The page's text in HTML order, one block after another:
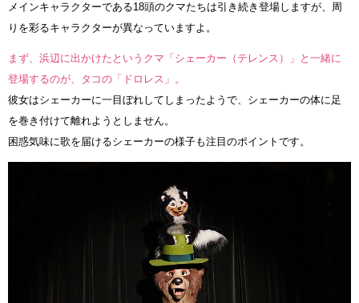
メインキャラクターである18頭のクマたちは引き続き登場しますが、周
りを彩るキャラクターが異なっていますよ。
まず、浜辺に出かけたというクマ「シェーカー（テレンス）」と一緒に
登場するのが、タコの「ドロレス」。
彼女はシェーカーに一目ぼれしてしまったようで、シェーカーの体に足
を巻き付けて離れようとしません。
困惑気味に歌を届けるシェーカーの様子も注目のポイントです。